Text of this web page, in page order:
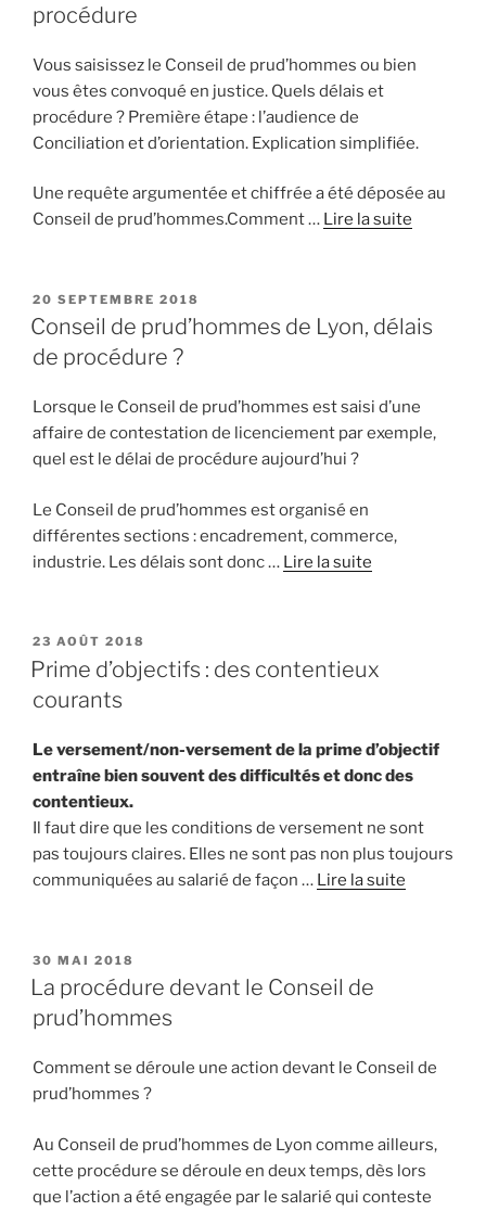
procédure
Vous saisissez le Conseil de prud’hommes ou bien
vous êtes convoqué en justice. Quels délais et
procédure ? Première étape : l’audience de
Conciliation et d’orientation. Explication simplifiée.
Une requête argumentée et chiffrée a été déposée au
Conseil de prud’hommes.Comment … Lire la suite
PUBLIÉ
LE
20 SEPTEMBRE 2018
Conseil de prud’hommes de Lyon, délais
de procédure ?
Lorsque le Conseil de prud’hommes est saisi d’une
affaire de contestation de licenciement par exemple,
quel est le délai de procédure aujourd’hui ?
Le Conseil de prud’hommes est organisé en
différentes sections : encadrement, commerce,
industrie. Les délais sont donc … Lire la suite
PUBLIÉ
LE
23 AOÛT 2018
Prime d’objectifs : des contentieux
courants
Le versement/non-versement de la prime d’objectif
entraîne bien souvent des difficultés et donc des
contentieux.
Il faut dire que les conditions de versement ne sont
pas toujours claires. Elles ne sont pas non plus toujours
communiquées au salarié de façon … Lire la suite
PUBLIÉ
LE
30 MAI 2018
La procédure devant le Conseil de
prud’hommes
Comment se déroule une action devant le Conseil de
prud’hommes ?
Au Conseil de prud’hommes de Lyon comme ailleurs,
cette procédure se déroule en deux temps, dès lors
que l’action a été engagée par le salarié qui conteste